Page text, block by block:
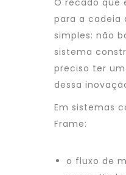
O recado que
para a cadeia
simples: não
sistema
preciso ter
dessa
Em sistemas
Frame:
o fluxo de